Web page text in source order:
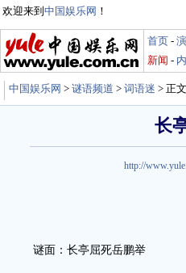
欢迎来到 中国娱乐网 ！
首页 -
新闻 -
中国娱乐网 > 谜语频道 > 词语迷 > 正文
长
http://
谜面：长亭屈死岳鹏举